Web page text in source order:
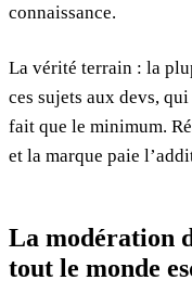
connaissance.
La vérité terrain : la
ces sujets aux devs,
fait que le minimum.
et la marque paie
La modération
tout le monde